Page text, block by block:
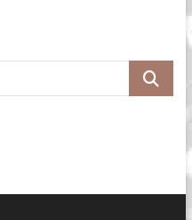
Szukaj